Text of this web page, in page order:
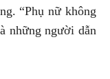
“Phụ nữ không
những người dẫn